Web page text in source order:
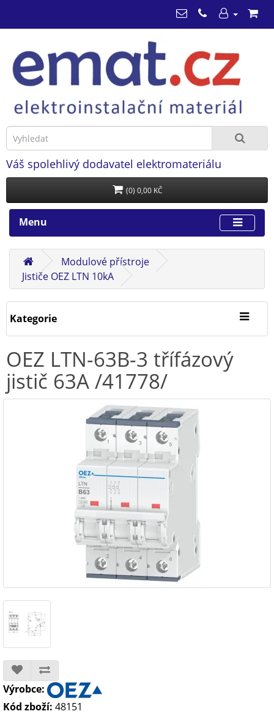
Váš spolehlivý dodavatel elektromateriálu
(0) 0,00 KČ
Menu
Modulové přístroje
Jističe OEZ LTN 10kA
Kategorie
OEZ LTN-63B-3 třífázový
jistič 63A /41778/
Výrobce:
Kód zboží: 48151